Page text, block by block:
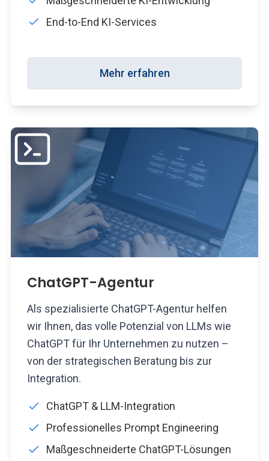
End-to-End KI-Services
Mehr erfahren
ChatGPT-Agentur
Als spezialisierte ChatGPT-Agentur helfen
wir Ihnen, das volle Potenzial von LLMs wie
ChatGPT für Ihr Unternehmen zu nutzen –
von der strategischen Beratung bis zur
Integration.
ChatGPT & LLM-Integration
Professionelles Prompt Engineering
Maßgeschneiderte ChatGPT-Lösungen